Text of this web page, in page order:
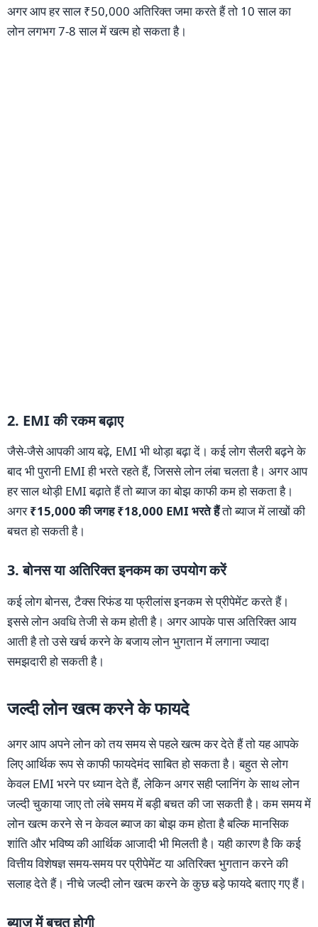
अगर आप हर साल ₹50,000 अतिरिक्त जमा करते हैं तो 10 साल का
लोन लगभग 7-8 साल में खत्म हो सकता है।
2. EMI की रकम बढ़ाए
जैसे-जैसे आपकी आय बढ़े, EMI भी थोड़ा बढ़ा दें। कई लोग सैलरी बढ़ने के
बाद भी पुरानी EMI ही भरते रहते हैं, जिससे लोन लंबा चलता है। अगर आप
हर साल थोड़ी EMI बढ़ाते हैं तो ब्याज का बोझ काफी कम हो सकता है।
अगर₹15,000 की जगह ₹18,000 EMI भरते हैंतो ब्याज में लाखों की
बचत हो सकती है।
3. बोनस या अतिरिक्त इनकम का उपयोग करें
कई लोग बोनस, टैक्स रिफंड या फ्रीलांस इनकम से प्रीपेमेंट करते हैं।
इससे लोन अवधि तेजी से कम होती है। अगर आपके पास अतिरिक्त आय
आती है तो उसे खर्च करने के बजाय लोन भुगतान में लगाना ज्यादा
समझदारी हो सकती है।
जल्दी लोन खत्म करने के फायदे
अगर आप अपने लोन को तय समय से पहले खत्म कर देते हैं तो यह आपके
लिए आर्थिक रूप से काफी फायदेमंद साबित हो सकता है। बहुत से लोग
केवल EMI भरने पर ध्यान देते हैं, लेकिन अगर सही प्लानिंग के साथ लोन
जल्दी चुकाया जाए तो लंबे समय में बड़ी बचत की जा सकती है। कम समय में
लोन खत्म करने से न केवल ब्याज का बोझ कम होता है बल्कि मानसिक
शांति और भविष्य की आर्थिक आजादी भी मिलती है। यही कारण है कि कई
वित्तीय विशेषज्ञ समय-समय पर प्रीपेमेंट या अतिरिक्त भुगतान करने की
सलाह देते हैं। नीचे जल्दी लोन खत्म करने के कुछ बड़े फायदे बताए गए हैं।
ब्याज में बचत होगी